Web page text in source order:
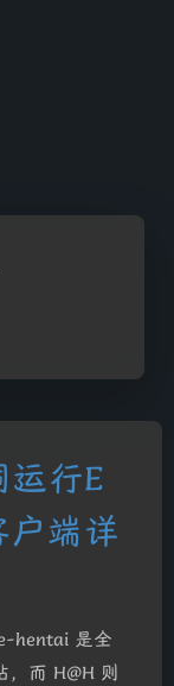
运行E
户端详
hentai 是全
，而 H@H 则